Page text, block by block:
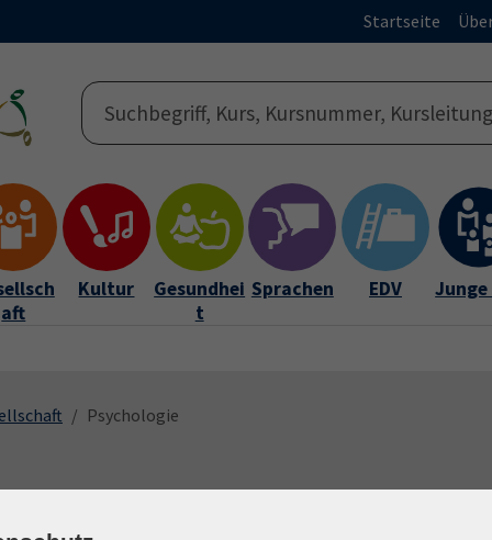
Startseite
aft
Kultur
Gesundhei
t
Sprachen EDV Junge
Psychologie